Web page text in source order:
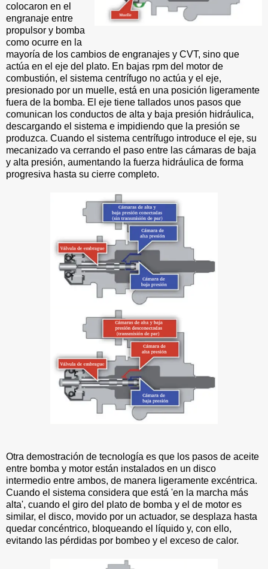
colocaron en el
engranaje entre
propulsor y bomba
como ocurre en la
mayoría de los cambios de engranajes y CVT, sino que
actúa en el eje del plato. En bajas rpm del motor de
combustión, el sistema centrífugo no actúa y el eje,
presionado por un muelle, está en una posición ligeramente
fuera de la bomba. El eje tiene tallados unos pasos que
comunican los conductos de alta y baja presión hidráulica,
descargando el sistema e impidiendo que la presión se
produzca. Cuando el sistema centrífugo introduce el eje, su
mecanizado va cerrando el paso entre las cámaras de baja
y alta presión, aumentando la fuerza hidráulica de forma
progresiva hasta su cierre completo.
Otra demostración de tecnología es que los pasos de aceite
entre bomba y motor están instalados en un disco
intermedio entre ambos, de manera ligeramente excéntrica.
Cuando el sistema considera que está 'en la marcha más
alta', cuando el giro del plato de bomba y el de motor es
similar, el disco, movido por un actuador, se desplaza hasta
quedar concéntrico, bloqueando el líquido y, con ello,
evitando las pérdidas por bombeo y el exceso de calor.